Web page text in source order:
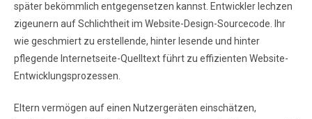
später bekömmlich entgegensetzen kannst. Entwickler lechzen
zigeunern auf Schlichtheit im Website-Design-Sourcecode. Ihr
wie geschmiert zu erstellende, hinter lesende und hinter
pflegende Internetseite-Quelltext führt zu effizienten Website-
Entwicklungsprozessen.
Eltern vermögen auf einen Nutzergeräten einschätzen,